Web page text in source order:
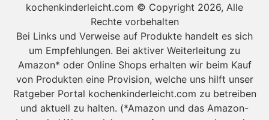
kochenkinderleicht.com © Copyright 2026, Alle
Rechte vorbehalten
Bei Links und Verweise auf Produkte handelt es sich
um Empfehlungen. Bei aktiver Weiterleitung zu
Amazon* oder Online Shops erhalten wir beim Kauf
von Produkten eine Provision, welche uns hilft unser
Ratgeber Portal kochenkinderleicht.com zu betreiben
und aktuell zu halten. (*Amazon und das Amazon-